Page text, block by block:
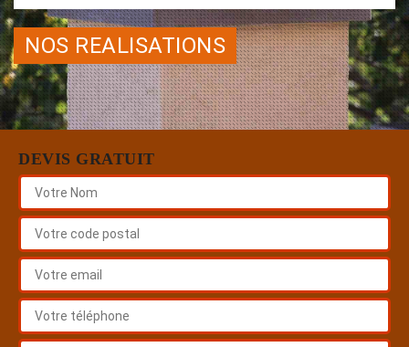
NOS REALISATIONS
DEVIS GRATUIT